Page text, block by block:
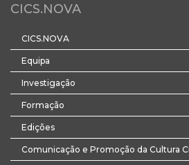
CICS.NOVA
CICS.NOVA
Equipa
Investigação
Formação
Edições
Comunicação e Promoção da Cultura